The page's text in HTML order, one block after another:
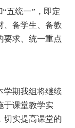
五统一”，即定
、备学生、备教
要求、统一重点
期我组将继续
于课堂教学实
切实提高课堂的